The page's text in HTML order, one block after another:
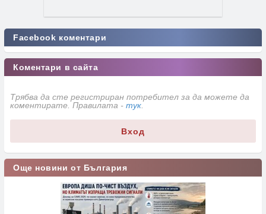
Facebook коментари
Коментари в сайта
Трябва да сте регистриран потребител за да можете да
коментирате. Правилата - тук
Вход
Още новини от България